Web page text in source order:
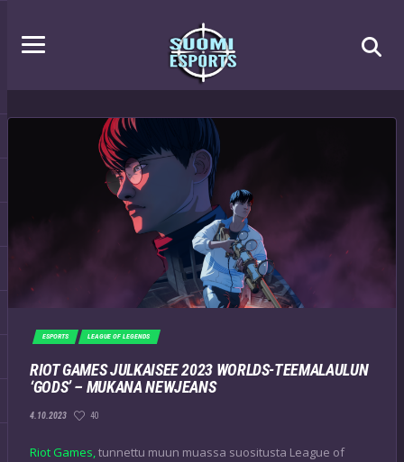
ESPORTS LEAGUE OF LEGENDS
RIOT GAMES JULKAISEE 2023 WORLDS-TEEMALAULUN
‘GODS’ – MUKANA NEWJEANS
4.10.2023 40
Riot Games,tunnettu muun muassa suositusta League of